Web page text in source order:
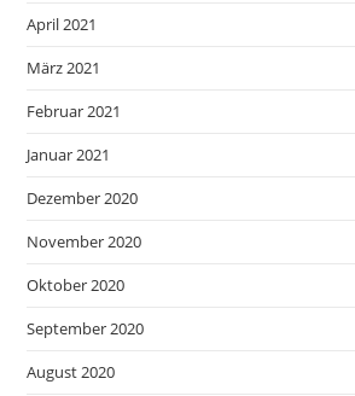
April 2021
März 2021
Februar 2021
Januar 2021
Dezember 2020
November 2020
Oktober 2020
September 2020
August 2020